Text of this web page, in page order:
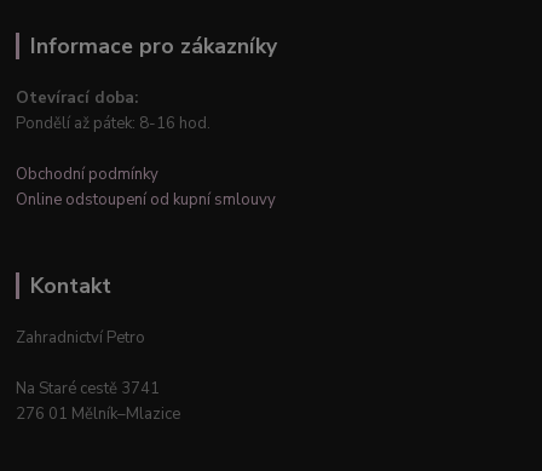
Informace pro zákazníky
Otevírací doba:
Pondělí až pátek: 8-16 hod.
Obchodní podmínky
Online odstoupení od kupní smlouvy
Kontakt
Zahradnictví Petro
Na Staré cestě 3741
276 01 Mělník–Mlazice